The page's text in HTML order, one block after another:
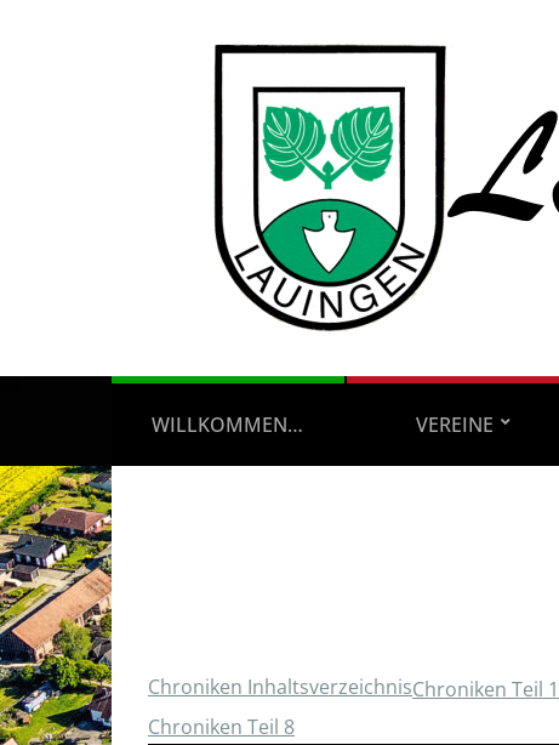
WILLKOMMEN… VEREINE
Chroniken InhaltsverzeichnisChroniken Teil 1
Chroniken Teil 8